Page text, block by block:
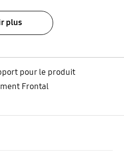
plus
pour le produit
Frontal